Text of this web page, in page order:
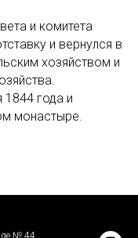
и комитета
и вернулся в
хозяйством и
года и
монастыре.
№ 44